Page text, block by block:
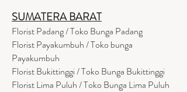
SUMATERA BARAT
Florist Padang / Toko Bunga Padang
Florist Payakumbuh / Toko bunga
Payakumbuh
Florist Bukittinggi / Toko Bunga Bukittinggi
Florist Lima Puluh / Toko Bunga Lima Puluh